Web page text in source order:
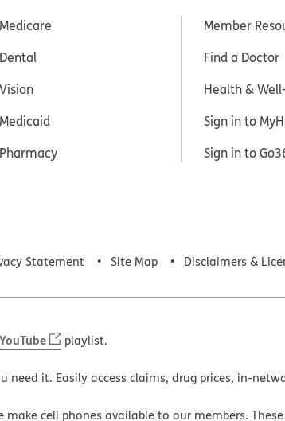
Medicare
Dental
Vision
Medicaid
Pharmacy
Member
Find a Doctor
Health &
Sign in to
Sign in to
Statement Site Map Disclaimers &
YouTube playlist.
need it. Easily access claims, drug prices, in-
cell phones available to our members.